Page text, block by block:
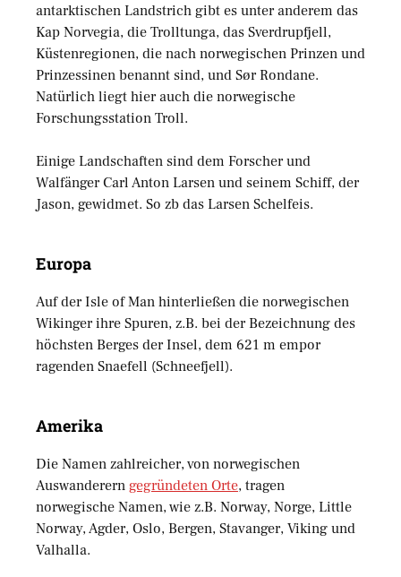
antarktischen Landstrich gibt es unter anderem das
Kap Norvegia, die Trolltunga, das Sverdrupfjell,
Küstenregionen, die nach norwegischen Prinzen und
Prinzessinen benannt sind, und Sør Rondane.
Natürlich liegt hier auch die norwegische
Forschungsstation Troll.
Einige Landschaften sind dem Forscher und
Walfänger Carl Anton Larsen und seinem Schiff, der
Jason, gewidmet. So zb das Larsen Schelfeis.
Europa
Auf der Isle of Man hinterließen die norwegischen
Wikinger ihre Spuren, z.B. bei der Bezeichnung des
höchsten Berges der Insel, dem 621 m empor
ragenden Snaefell (Schneefjell).
Amerika
Die Namen zahlreicher, von norwegischen
Auswanderern gegründeten Orte, tragen
norwegische Namen, wie z.B. Norway, Norge, Little
Norway, Agder, Oslo, Bergen, Stavanger, Viking und
Valhalla.